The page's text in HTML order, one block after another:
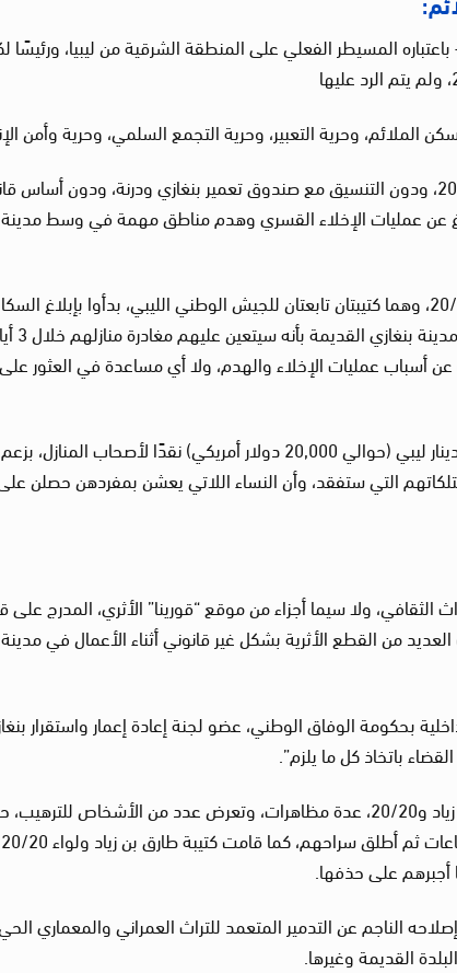
المسيطر الفعلي على المنطقة الشرقية من ليبيا، ورئيسًا
الملائم، وحرية التعبير، وحرية التجمع السلمي، وحرية وأمن
وقال الخبراء في مذكرتهم إنه “في أوائل مارس/ آذار 2023، ودون التنسيق مع صندوق تعمير بنغازي ودرنة، ودون
عن عمليات الإخلاء القسري وهدم مناطق مهمة في وسط مدينة
وأضاف الخبراء أن “أعضاء كتيبة طارق بن زياد، واللواء 20/20، وهما كتيبتان تابعتان للجيش الوطني الليبي، بدأوا بإبلاغ
(أصحاب المنازل والمستأجرين على
أسباب عمليات الإخلاء والهدم، ولا أي مساعدة في العثور
ولفت الخبراء إلى أنه تم تقديم تعويض قدره 100,000 دينار ليبي (حوالي 20,000 دولار أمريكي) نقدًا لأصحاب
التي ستفقد، وأن النساء اللاتي يعشن بمفردهن حصلن
الثقافي، ولا سيما أجزاء من موقع “قورينا” الأثري، المدرج على
من القطع الأثرية بشكل غير قانوني أثناء الأعمال في مدينة
2023، نشر وكيل وزارة الداخلية بحكومة الوفاق الوطني، عضو لجنة إعادة إعمار واستقرار
باتخاذ كل ما يلزم”.
كما منع الجيش الوطني الليبي أو أحد اللواءين طارق بن زياد و20/20، عدة مظاهرات، وتعرض عدد من الأشخاص
تم احتجاز ثلاثة أشخاص على الأقل لفترة وجيزة لبضع ساعات ثم أطلق سراحهم، كما قامت كتيبة طارق بن زياد ولواء 20/20
أجبرهم على حذفها.
الناجم عن التدمير المتعمد للتراث العمراني والمعماري
القديمة وغيرها.